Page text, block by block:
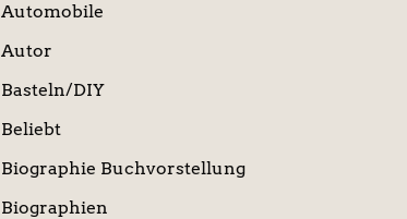
Automobile
Autor
Basteln/DIY
Beliebt
Biographie Buchvorstellung
Biographien